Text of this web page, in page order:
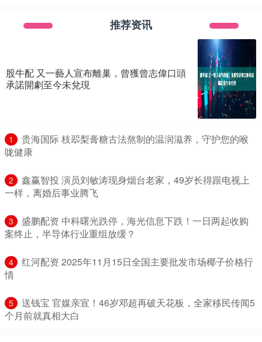
推荐资讯
股牛配 又一藝人宣布離巢，曾獲曾志偉口頭
承諾開劇至今未兌現
1
​贵海国际 枝翆梨膏糖古法熬制的温润滋养，守护您的喉
咙健康
2
​鑫赢智投 演员刘敏涛现身烟台老家，49岁长得跟电视上
一样，离婚后事业腾飞
3
​盛鹏配资 中科曙光跌停，海光信息下跌！一日两起收购
案终止，半导体行业重组放缓？
4
​红河配资 2025年11月15日全国主要批发市场椰子价格行
情
5
​送钱宝 官媒亲宣！46岁邓超再破天花板，全家移民传闻5
个月前就真相大白